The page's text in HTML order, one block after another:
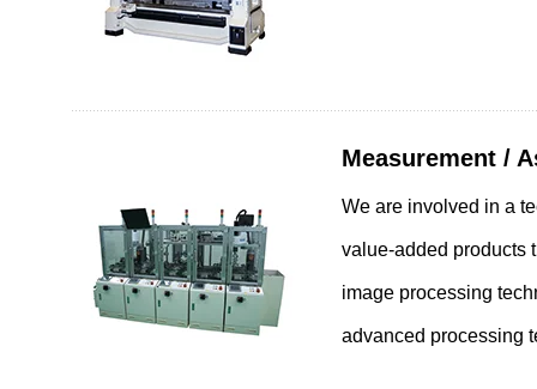
Measurement /
We are involved in a
value-added products
image processing
advanced processing
工程设备及检测装置领域（英文）
技术・事例